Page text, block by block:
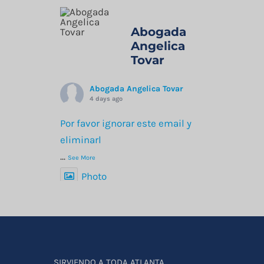
Abogada
Angelica
Tovar
Abogada Angelica Tovar
4 days ago
Por favor ignorar este email y
eliminarl
... See More
Photo